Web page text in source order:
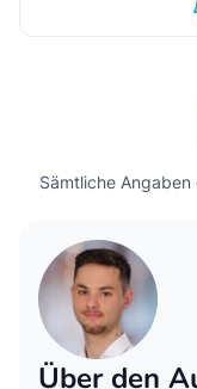
Sämtliche
Über den